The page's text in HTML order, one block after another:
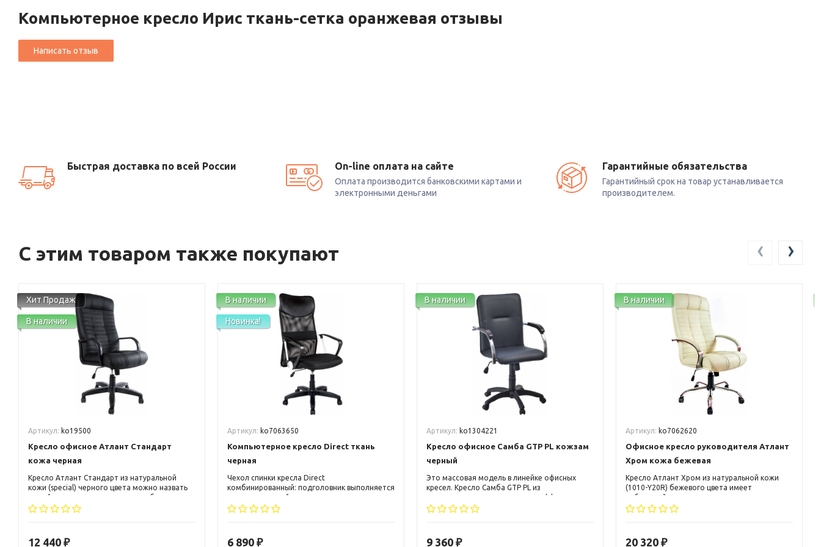
Компьютерное кресло Ирис ткань-сетка оранжевая отзывы
Быстрая доставка по всей России On-line оплата на сайте
Оплата производится банковскими картами и
электронными деньгами
Гарантийные обязательства
Гарантийный срок на товар устанавливается
производителем.
С этим товаром также покупают
Хит Продаж
В наличии
Артикул: ko19500
Кресло офисное Атлант Стандарт
кожа черная
Кресло Атлант Стандарт из натуральной
кожи (special) черного цвета можно назвать
одной из самых передовых разработок в
области дизайна и эргономики
скругленные пластиковые подлокотники.
12 440 ₽
В наличии
Новинка!
Артикул: ko7063650
Компьютерное кресло Direct ткань
черная
Чехол спинки кресла Direct
комбинированный: подголовник выполняется
из искусственной кожи, а основная часть
спинки это сетка Airmash. Сидение обивается
дизайнерских решений воплотило в себе
6 890 ₽
В наличии
Артикул: ko1304221
Кресло офисное Самба GTP PL кожзам
черный
Это массовая модель в линейке офисных
кресел. Кресло Самба GTP PL из
кожзаменителя черного цвета эффектно
смотрится в современном интерьере.
устойчивость и прочность.
9 360 ₽
В наличии
Артикул: ko7062620
Офисное кресло руководителя Атлант
Хром кожа бежевая
Кресло Атлант Хром из натуральной кожи
(1010-Y20R) бежевого цвета имеет
небольшой подголовник, выступ под
поясничную зону, металлические
20 320 ₽
‹ ›